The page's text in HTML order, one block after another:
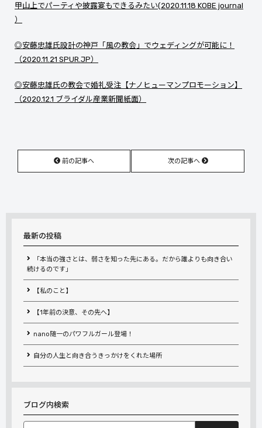
甲山上でパーティや披露宴もできるみたい(2020.11.18 KOBE journal
）
◎安藤忠雄氏設計の神戸「風の教会」でウェディングが可能に！
（2020.11.21 SPUR.JP）
◎安藤忠雄氏の教会で婚礼受注【ナノヒューマンプロモーション】
（2020.12.1 ブライダル産業新聞紙面）
前の記事へ 次の記事へ
最新の投稿
「本当の強さとは、弱さを知った先にある。だから誰よりも向き合い
続けるのです」
【私のこと】
【1年前の決意、その先へ】
nano随一のパワフルガール登場！
自分の人生と向き合うきっかけをくれた場所
ブログ内検索